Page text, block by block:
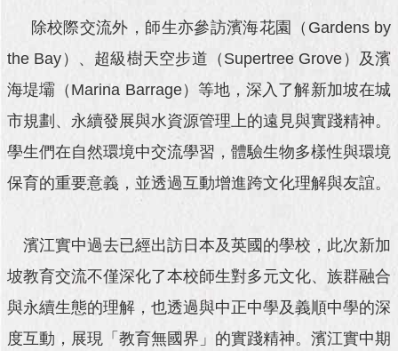
陳
系
統
公
與
區
臺
北
除校際交流外，師生亦參訪濱海花園（Gardens by
the Bay）、超級樹天空步道（Supertree Grove）及濱
海堤壩（Marina Barrage）等地，深入了解新加坡在城
市規劃、永續發展與水資源管理上的遠見與實踐精神。
學生們在自然環境中交流學習，體驗生物多樣性與環境
保育的重要意義，並透過互動增進跨文化理解與友誼。
濱江實中過去已經出訪日本及英國的學校，此次新加
坡教育交流不僅深化了本校師生對多元文化、族群融合
與永續生態的理解，也透過與中正中學及義順中學的深
度互動，展現「教育無國界」的實踐精神。濱江實中期